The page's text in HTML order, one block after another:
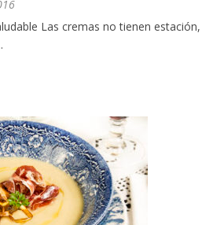
Las cremas no tienen estación,